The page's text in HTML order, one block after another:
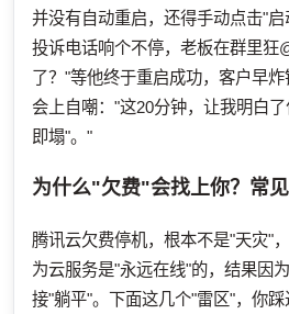
并没有自动重启，还得手动点击"
投诉电话响个不停，老板在群里狂
了？"等他终于重启成功，客户早
会上自嘲："这20分钟，让我明白
即塌"。"
为什么"欠费"会找上你？常
腾讯云欠费停机，根本不是"天灾"
为云服务是"永远在线"的，结果因
接"躺平"。下面这几个"雷区"，你踩